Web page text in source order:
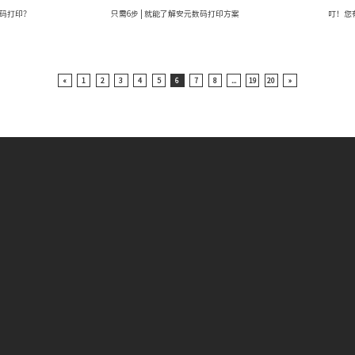
打印？ 只需6步 | 就能了解安元数码打印方案 叮！您
« 1 2 3 4 5 6 7 8 ... 19 20 »